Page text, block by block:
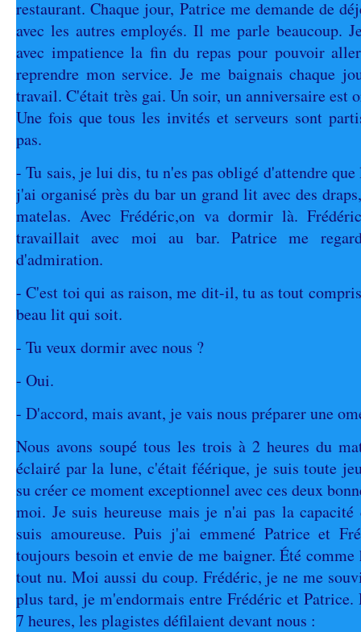
restaurant. Chaque jour, Patrice me demande de
avec les autres employés. Il me parle beaucoup.
avec impatience la fin du repas pour pouvoir
reprendre mon service. Je me baignais chaque
travail. C'était très gai. Un soir, un anniversaire est
Une fois que tous les invités et serveurs sont
pas.
- Tu sais, je lui dis, tu n'es pas obligé d'attendre
j'ai organisé près du bar un grand lit avec des
matelas. Avec Frédéric,on va dormir là.
travaillait avec moi au bar. Patrice me
d'admiration.
- C'est toi qui as raison, me dit-il, tu as tout
beau lit qui soit.
- Tu veux dormir avec nous ?
- Oui.
- D'accord, mais avant, je vais nous préparer une
Nous avons soupé tous les trois à 2 heures du
éclairé par la lune, c'était féérique, je suis toute
su créer ce moment exceptionnel avec ces deux
moi. Je suis heureuse mais je n'ai pas la
suis amoureuse. Puis j'ai emmené Patrice et
toujours besoin et envie de me baigner. Été
tout nu. Moi aussi du coup. Frédéric, je ne me
plus tard, je m'endormais entre Frédéric et
7 heures, les plagistes défilaient devant nous :